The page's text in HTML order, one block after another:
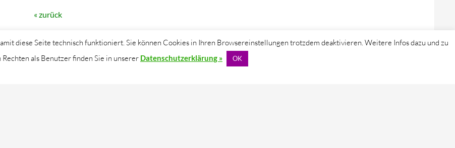
« zurück
diese Seite technisch funktioniert. Sie können Cookies in Ihren Browsereinstellungen trotzdem deaktivieren. Weitere Infos dazu und zu
Rechten als Benutzer finden Sie in unserer Datenschutzerklärung » OK